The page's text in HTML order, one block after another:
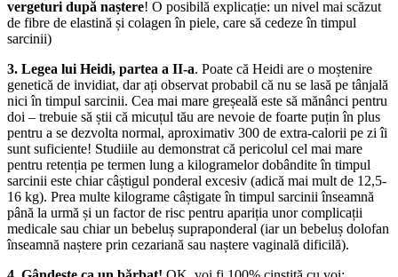
vergeturi după naștere! O posibilă explicație: un nivel mai scăzut
de fibre de elastină și colagen în piele, care să cedeze în timpul
sarcinii)
3. Legea lui Heidi, partea a II-a. Poate că Heidi are o moștenire
genetică de invidiat, dar ați observat probabil că nu se lasă pe tânjală
nici în timpul sarcinii. Cea mai mare greșeală este să mănânci pentru
doi – trebuie să știi că micuțul tău are nevoie de foarte puțin în plus
pentru a se dezvolta normal, aproximativ 300 de extra-calorii pe zi îi
sunt suficiente! Studiile au demonstrat că pericolul cel mai mare
pentru retenția pe termen lung a kilogramelor dobândite în timpul
sarcinii este chiar câștigul ponderal excesiv (adică mai mult de 12,5-
16 kg). Prea multe kilograme câștigate în timpul sarcinii înseamnă
până la urmă și un factor de risc pentru apariția unor complicații
medicale sau chiar un bebeluș supraponderal (iar un bebeluș dolofan
înseamnă naștere prin cezariană sau naștere vaginală dificilă).